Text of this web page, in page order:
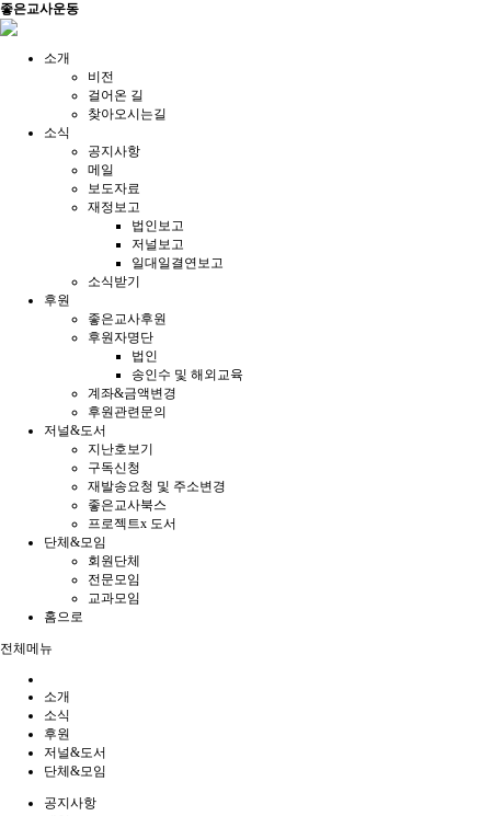
좋은교사운동
소개
비전
걸어온 길
찾아오시는길
소식
공지사항
메일
보도자료
재정보고
법인보고
저널보고
일대일결연보고
소식받기
후원
좋은교사후원
후원자명단
법인
송인수 및 해외교육
계좌&금액변경
후원관련문의
저널&도서
지난호보기
구독신청
재발송요청 및 주소변경
좋은교사북스
프로젝트x 도서
단체&모임
회원단체
전문모임
교과모임
홈으로
전체메뉴
소개
소식
후원
저널&도서
단체&모임
공지사항